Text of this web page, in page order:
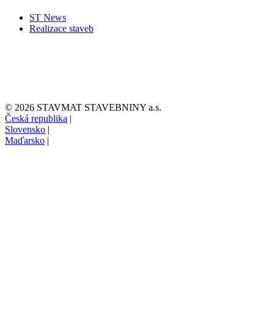
ST News
Realizace staveb
© 2026 STAVMAT STAVEBNINY a.s.
Česká republika |
Slovensko |
Maďarsko |